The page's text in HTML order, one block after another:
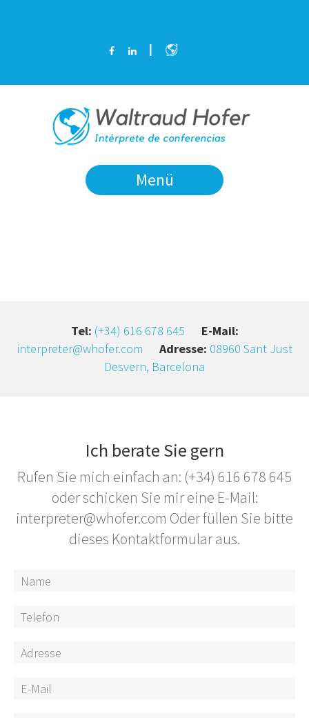
Menü
Tel: (+34) 616 678 645
E-Mail:
interpreter@whofer.com
Adresse: 08960 Sant Just
Desvern, Barcelona
Ich berate Sie gern
Rufen Sie mich einfach an: (+34) 616 678 645
oder schicken Sie mir eine E-Mail:
interpreter@whofer.com Oder füllen Sie bitte
dieses Kontaktformular aus.